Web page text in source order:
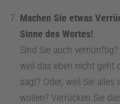
r
e
Machen Sie etwas
Sinne des Wortes!
Sind Sie auch
weil das eben nicht geht
sagt? Oder, weil Sie alles
wollen? Verrücken Sie